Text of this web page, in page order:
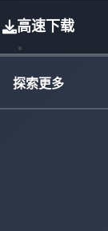
高速下载
探索更多